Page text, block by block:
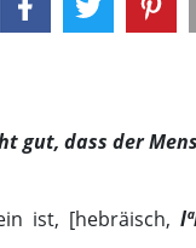
gut, dass der
ist, [hebräisch,